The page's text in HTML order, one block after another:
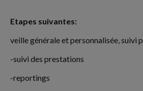
Etapes suivantes:
veille générale et personnalisée, suivi
-suivi des prestations
-reportings